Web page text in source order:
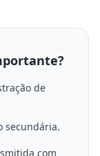
de
secundária.
com